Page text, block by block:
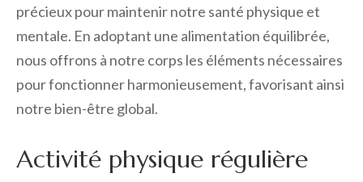
précieux pour maintenir notre santé physique et
mentale. En adoptant une alimentation équilibrée,
nous offrons à notre corps les éléments nécessaires
pour fonctionner harmonieusement, favorisant ainsi
notre bien-être global.
Activité physique régulière